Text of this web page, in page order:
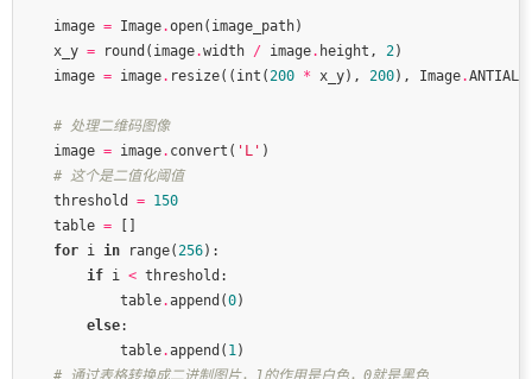
    image
= Image.
    x_y
= round(image.width / image. height, 2
    image
= image. resize((int(200 * x_y), 200), Image.
# 处理二维码图像
    image
= image. convert( 'L'
# 这个是二值化阈值
    threshold
= 150
    table
=
for i in range(256
if i <
            table
.append(0
else
            table
.append( 1
# 通过表格转换成二进制图片，1的作用是白色，0就是黑色